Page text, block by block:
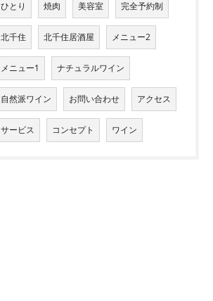
ひとり 焼肉 美容室 完全予約制
北千住 北千住居酒屋 メニュー2
メニュー1 ナチュラルワイン
自然派ワイン お問い合わせ アクセス
サービス コンセプト ワイン